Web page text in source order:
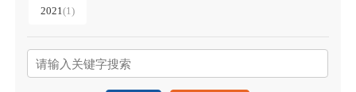
2021(1)